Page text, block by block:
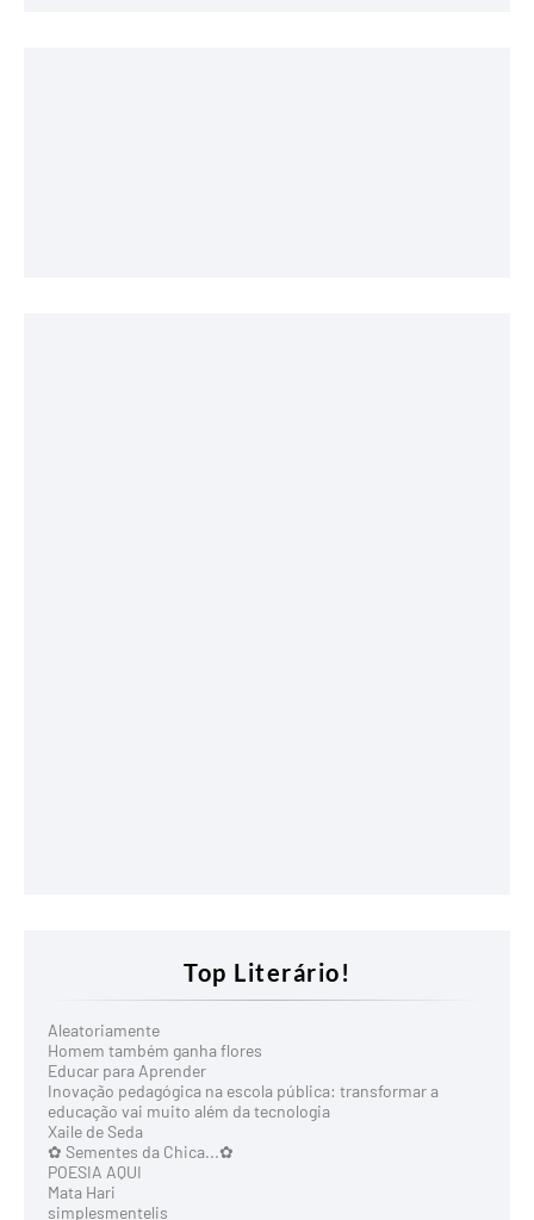
Top Literário!
Aleatoriamente
Homem também ganha flores
Educar para Aprender
Inovação pedagógica na escola pública: transformar a
educação vai muito além da tecnologia
Xaile de Seda
✿ Sementes da Chica...✿
POESIA AQUI
Mata Hari
simplesmentelis